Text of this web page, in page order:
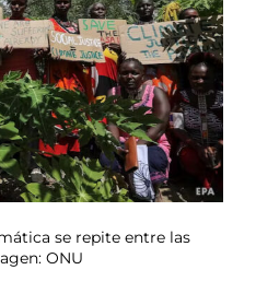
se repite entre las
ONU